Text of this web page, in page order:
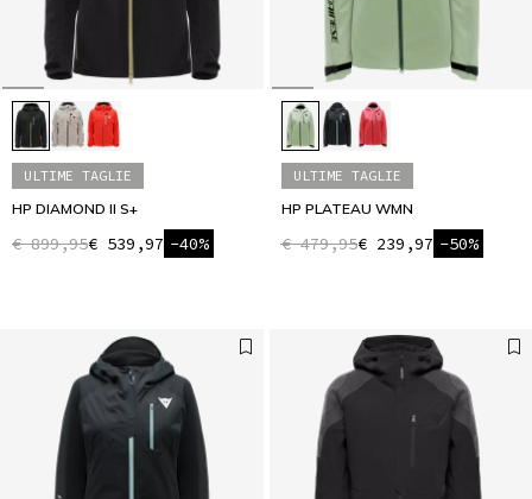
ULTIME TAGLIE
HP DIAMOND II S+
€ 899,95€ 539,97 -40%
ULTIME TAGLIE
HP PLATEAU WMN
€ 479,95€ 239,97 -50%